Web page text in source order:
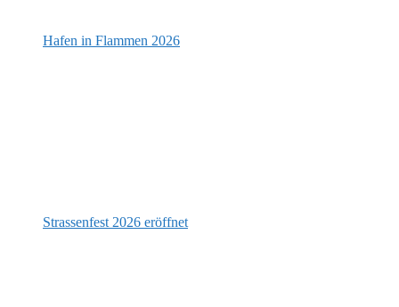
Hafen in Flammen 2026
Strassenfest 2026 eröffnet